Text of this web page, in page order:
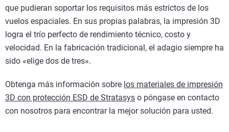
que pudieran soportar los requisitos más estrictos de los
vuelos espaciales. En sus propias palabras, la impresión 3D
logra el trío perfecto de rendimiento técnico, costo y
velocidad. En la fabricación tradicional, el adagio siempre ha
sido «elige dos de tres».
Obtenga más información sobre los materiales de impresión
3D con protección ESD de Stratasys o póngase en contacto
con nosotros para encontrar la mejor solución para usted.